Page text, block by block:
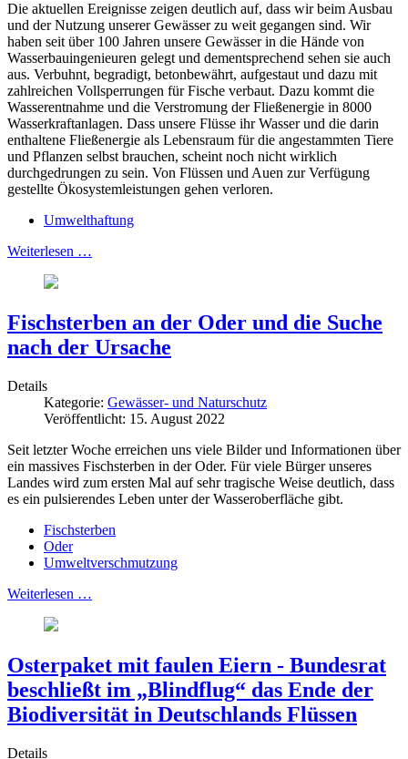
Die aktuellen Ereignisse zeigen deutlich auf, dass wir beim Ausbau
und der Nutzung unserer Gewässer zu weit gegangen sind. Wir
haben seit über 100 Jahren unsere Gewässer in die Hände von
Wasserbauingenieuren gelegt und dementsprechend sehen sie auch
aus. Verbuhnt, begradigt, betonbewährt, aufgestaut und dazu mit
zahlreichen Vollsperrungen für Fische verbaut. Dazu kommt die
Wasserentnahme und die Verstromung der Fließenergie in 8000
Wasserkraftanlagen. Dass unsere Flüsse ihr Wasser und die darin
enthaltene Fließenergie als Lebensraum für die angestammten Tiere
und Pflanzen selbst brauchen, scheint noch nicht wirklich
durchgedrungen zu sein. Von Flüssen und Auen zur Verfügung
gestellte Ökosystemleistungen gehen verloren.
Umwelthaftung
Weiterlesen …
Fischsterben an der Oder und die Suche
nach der Ursache
Details
Kategorie: Gewässer- und Naturschutz
Veröffentlicht: 15. August 2022
Seit letzter Woche erreichen uns viele Bilder und Informationen über
ein massives Fischsterben in der Oder. Für viele Bürger unseres
Landes wird zum ersten Mal auf sehr tragische Weise deutlich, dass
es ein pulsierendes Leben unter der Wasseroberfläche gibt.
Fischsterben
Oder
Umweltverschmutzung
Weiterlesen …
Osterpaket mit faulen Eiern - Bundesrat
beschließt im „Blindflug“ das Ende der
Biodiversität in Deutschlands Flüssen
Details